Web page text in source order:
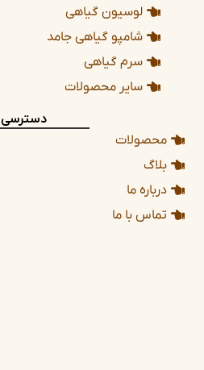
لوسیون گیاهی
شامپو گیاهی جامد
سرم گیاهی
سایر محصولات
دسترسی
محصولات
بلاگ
درباره ما
تماس با ما